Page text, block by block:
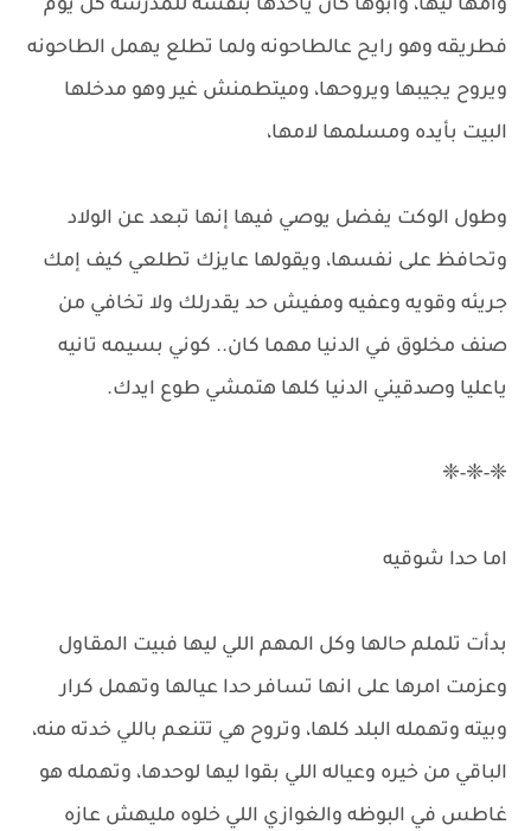
وامها ليها، وابوها كان ياخدها بنفسه للمدرسه كل يوم
فطريقه وهو رايح عالطاحونه ولما تطلع يهمل الطاحونه
ويروح يجيبها ويروحها، وميتطمنش غير وهو مدخلها
البيت بأيده ومسلمها لامها،
وطول الوكت يفضل يوصي فيها إنها تبعد عن الولاد
وتحافظ على نفسها، ويقولها عايزك تطلعي كيف إمك
جريئه وقويه وعفيه ومفيش حد يقدرلك ولا تخافي من
صنف مخلوق في الدنيا مهما كان.. كوني بسيمه تانيه
ياعليا وصدقيني الدنيا كلها هتمشي طوع ايدك.
❈-❈-❈
اما حدا شوقيه
بدأت تلملم حالها وكل المهم اللي ليها فبيت المقاول
وعزمت امرها على انها تسافر حدا عيالها وتهمل كرار
وبيته وتهمله البلد كلها، وتروح هي تتنعم باللي خدته منه،
الباقي من خيره وعياله اللي بقوا ليها لوحدها، وتهمله هو
غاطس في البوظه والغوازي اللي خلوه مليهش عازه